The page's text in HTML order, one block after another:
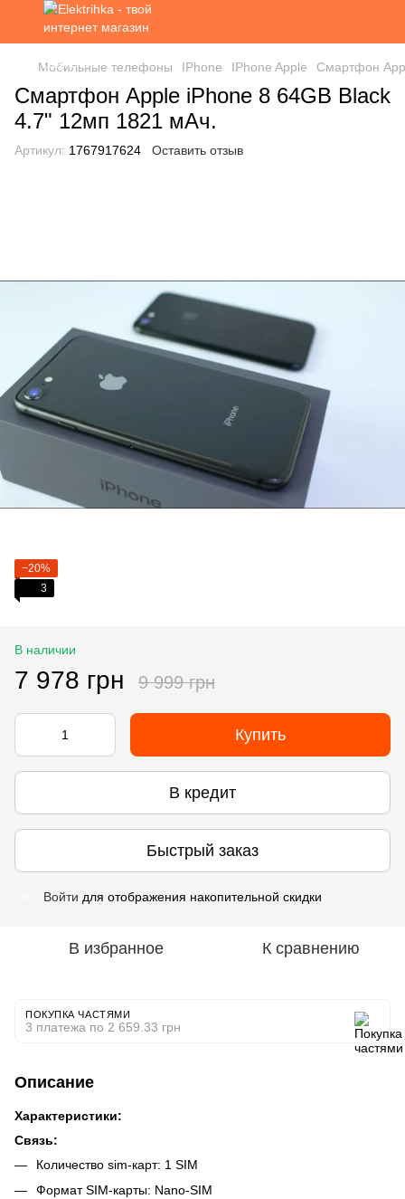
Мобильные телефоны IPhone IPhone Apple Смартфон
Смартфон Apple iPhone 8 64GB Black
4.7" 12мп 1821 мАч.
Артикул: 1767917624 Оставить отзыв
−20%
3
В наличии
7 978 грн 9 999 грн
Купить
В кредит
Быстрый заказ
Войти для отображения накопительной скидки
В избранное К сравнению
ПОКУПКА ЧАСТЯМИ
3 платежа по 2 659.33 грн
Описание
Характеристики:
Связь:
Количество sim-карт: 1 SIM
Формат SIM-карты: Nano-SIM